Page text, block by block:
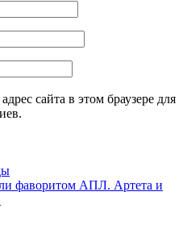
сайта в этом браузере для
фаворитом АПЛ. Артета и